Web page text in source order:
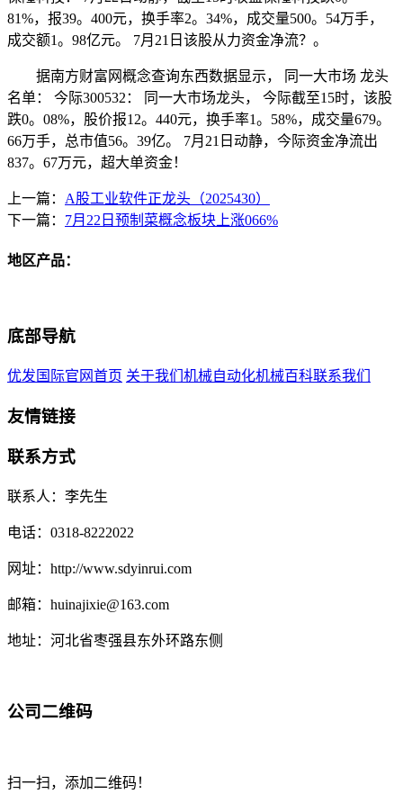
81%，报39。400元，换手率2。34%，成交量500。54万手，
成交额1。98亿元。 7月21日该股从力资金净流？。
据南方财富网概念查询东西数据显示， 同一大市场 龙头
名单： 今际300532： 同一大市场龙头， 今际截至15时，该股
跌0。08%，股价报12。440元，换手率1。58%，成交量679。
66万手，总市值56。39亿。 7月21日动静，今际资金净流出
837。67万元，超大单资金！
上一篇： A股工业软件正龙头（2025430）
下一篇： 7月22日预制菜概念板块上涨066%
地区产品：
底部导航
优发国际官网首页 关于我们 机械自动化机械百科联系我们
友情链接
联系方式
联系人：李先生
电话：0318-8222022
网址：http://www.sdyinrui.com
邮箱：huinajixie@163.com
地址：河北省枣强县东外环路东侧
公司二维码
扫一扫，添加二维码！